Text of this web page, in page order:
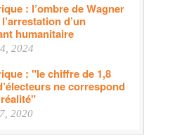
: l’ombre de Wagner
d’un
humanitaire
2024
: "le chiffre de 1,8
ne correspond
2020